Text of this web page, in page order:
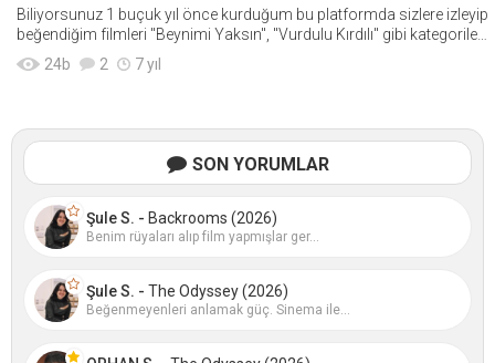
Biliyorsunuz 1 buçuk yıl önce kurduğum bu platformda sizlere izleyip
beğendiğim filmleri "Beynimi Yaksın", "Vurdulu Kırdılı" gibi kategoriler i
le &q
24b 2 7 yıl
SON YORUMLAR
Şule S. - Backrooms (2026)
Benim rüyaları alıp film yapmışlar ger...
Şule S. - The Odyssey (2026)
Beğenmeyenleri anlamak güç. Sinema ile...